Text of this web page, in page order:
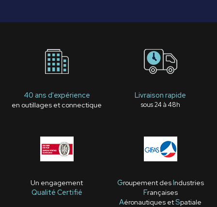
40 ans d'expérience
en outillages et connectique
Livraison rapide
sous 24 à 48h
Un engagement
Qualité Certifié
Groupement desIndustries
Françaises
Aéronautiques etSpatiale